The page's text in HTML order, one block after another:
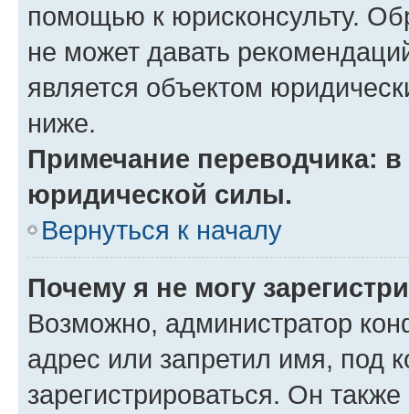
помощью к юрисконсульту.
не может давать
является объектом
ниже.
Примечание переводчика:
юридической силы.
Вернуться к началу
Почему я не могу
Возможно, администратор
адрес или запретил имя, под
зарегистрироваться. Он